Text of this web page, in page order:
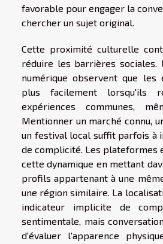
favorable pour engager la
chercher un sujet original.
Cette proximité culturelle
réduire les barrières sociales.
numérique observent que les
plus facilement lorsqu'ils
expériences communes,
Mentionner un marché connu,
un festival local suffit parfois à
de complicité. Les plateformes
cette dynamique en mettant
profils appartenant à une
une région similaire. La
indicateur implicite de
sentimentale, mais
d'évaluer l'apparence